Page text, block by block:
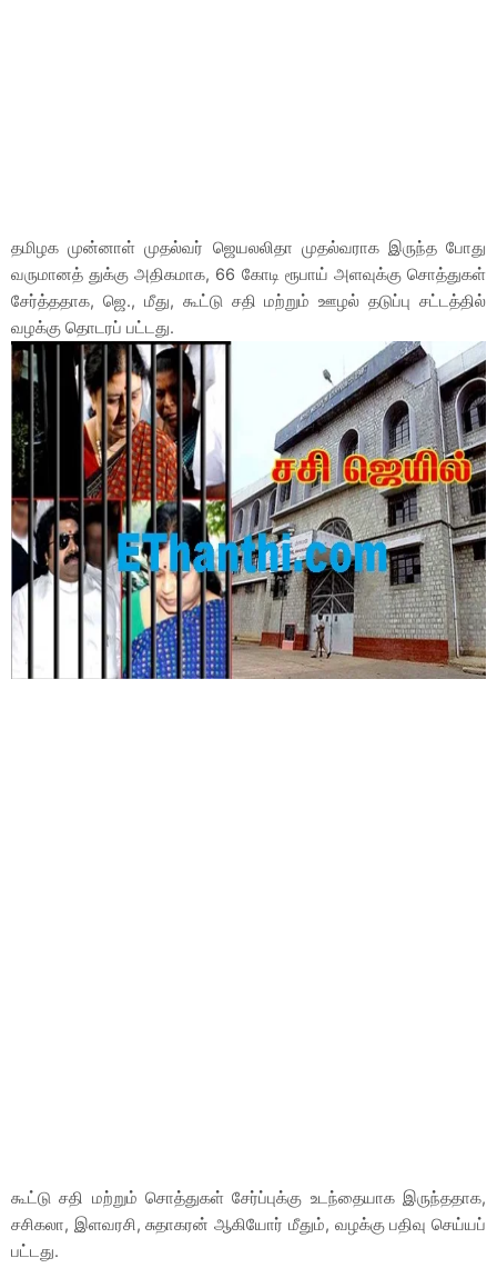
தமிழக முன்னாள் முதல்வர் ஜெயலலிதா முதல்வராக இருந்த போது
வருமானத் துக்கு அதிகமாக, 66 கோடி ரூபாய் அளவுக்கு சொத்துகள்
சேர்த்ததாக, ஜெ., மீது, கூட்டு சதி மற்றும் ஊழல் தடுப்பு சட்டத்தில்
வழக்கு தொடரப் பட்டது.
கூட்டு சதி மற்றும் சொத்துகள் சேர்ப்புக்கு உடந்தையாக இருந்ததாக,
சசிகலா, இளவரசி, சுதாகரன் ஆகியோர் மீதும், வழக்கு பதிவு செய்யப்
பட்டது.